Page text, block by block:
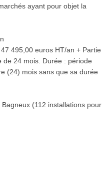
ayant pour objet la
495,00 euros HT/an + Partie
de 24 mois. Durée : période
(24) mois sans que sa durée
(112 installations pour